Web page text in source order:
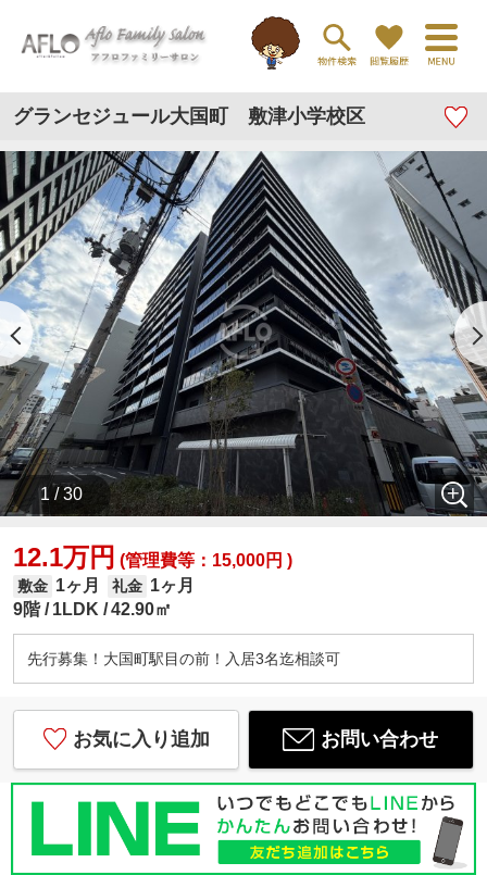
グランセジュール大国町 敷津小学校区
1 / 30
12.1万円 (管理費等：15,000円 )
敷金 1ヶ月 礼金 1ヶ月
9階
1LDK 42.90㎡
先行募集！大国町駅目の前！入居3名迄相談可
お気に入り追加 お問い合わせ